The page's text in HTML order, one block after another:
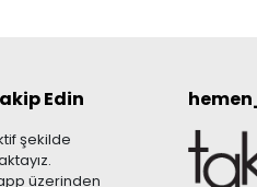
Edin
şekilde
üzerinden